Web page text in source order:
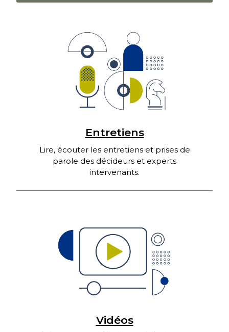
Entretiens
Lire, écouter les entretiens et prises de
parole des décideurs et experts
intervenants.
Vidéos